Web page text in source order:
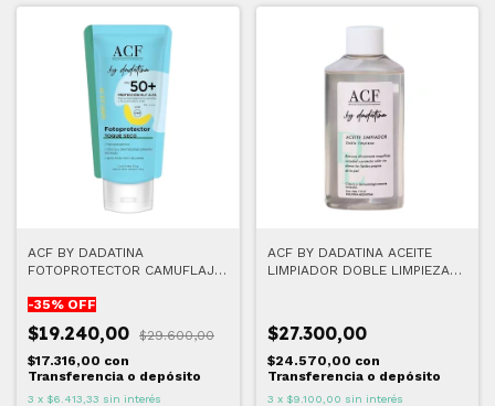
ACF BY DADATINA
FOTOPROTECTOR CAMUFLAJE
-35% OFF
$19.240,00
$29.600,00
$17.316,00 con
Transferencia o depósito
3 x $6.413,33 sin interés
ACF BY DADATINA ACEITE
LIMPIADOR DOBLE LIMPIEZA
$27.300,00
$24.570,00 con
Transferencia o depósito
3 x $9.100,00 sin interés